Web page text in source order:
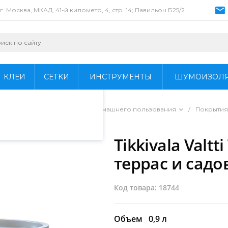
и
.
г. Москва, МКАД, 41-й километр, 4, стр. 14; Павильон Б25/2
КЛЕИ СЕТКИ ИНСТРУМЕНТЫ
для профессионального и домашнего пользования /
Tikkivala Valtti
террас и
Код товара: 18744
Объем 0,9 л